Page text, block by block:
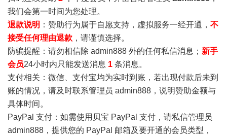
我们会第一时间为您处理。
退款说明 ：赞助行为属于自愿支持，虚拟服务一经开通， 不
接受任何理由退款 ，请谨慎选择。
防骗提醒：请勿相信除 admin888 外的任何私信消息； 新手
会员24小时内只能发送消息 1 条消息。
支付相关：微信、支付宝均为实时到账，若出现付款后未到
账的情况，请及时联系管理员 admin888，说明赞助金额与
具体时间。
PayPal 支付：如需使用贝宝 PayPal 支付，请私信管理员
admin888，提供您的 PayPal 邮箱及要开通的会员类型，